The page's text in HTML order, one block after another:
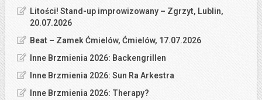
Litości! Stand-up improwizowany – Zgrzyt, Lublin,
20.07.2026
Beat – Zamek Ćmielów, Ćmielów, 17.07.2026
Inne Brzmienia 2026: Backengrillen
Inne Brzmienia 2026: Sun Ra Arkestra
Inne Brzmienia 2026: Therapy?